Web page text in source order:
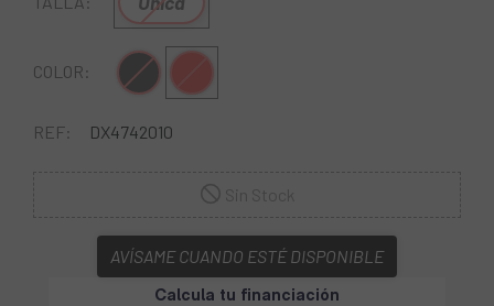
COLOR: Negro
REF: DX4742010
AVÍSAME CUANDO ESTÉ DISPONIBLE